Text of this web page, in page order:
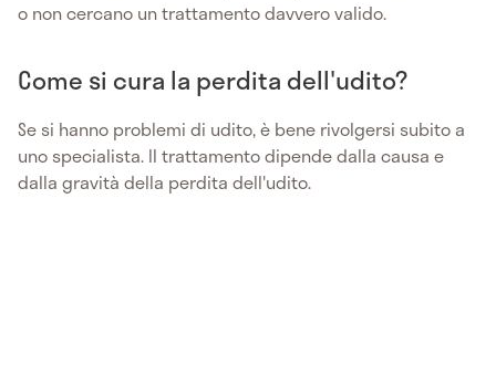
o non cercano un trattamento davvero valido.
Come si cura la perdita dell'udito?
Se si hanno problemi di udito, è bene rivolgersi subito a
uno specialista. Il trattamento dipende dalla causa e
dalla gravità della perdita dell'udito.